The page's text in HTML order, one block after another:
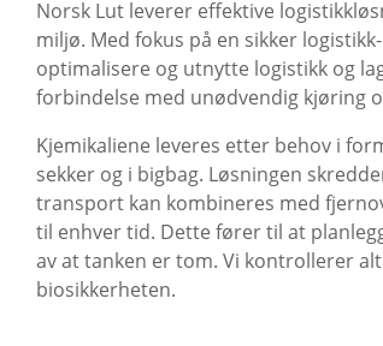
Norsk Lut leverer effektive
miljø. Med fokus på en sikker
optimalisere og utnytte logistikk og
forbindelse med unødvendig kjøring
Kjemikaliene leveres etter behov i
sekker og i bigbag. Løsningen
transport kan kombineres med
til enhver tid. Dette fører til at
av at tanken er tom. Vi kontrollerer
biosikkerheten.